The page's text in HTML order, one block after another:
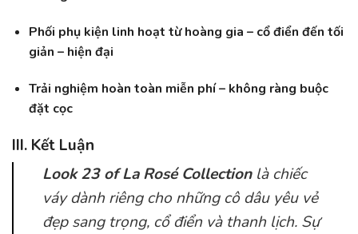
Phối phụ kiện linh hoạt từ hoàng gia – cổ điển đến tối
giản – hiện đại
Trải nghiệm hoàn toàn miễn phí – không ràng buộc
đặt cọc
III. Kết Luận
Look 23 of La Rosé Collectionlà chiếc
váy dành riêng cho những cô dâu yêu vẻ
đẹp sang trọng, cổ điển và thanh lịch. Sự